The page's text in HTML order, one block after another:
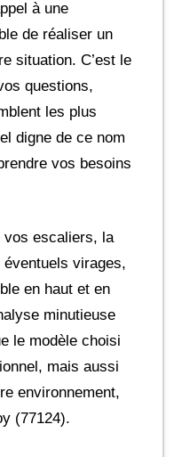
à une
de réaliser un
situation. C’est le
questions,
les plus
digne de ce nom
vos besoins
vos escaliers, la
virages,
en haut et en
minutieuse
le modèle choisi
mais aussi
environnement,
(77124).